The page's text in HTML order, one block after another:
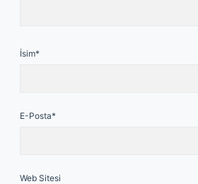
İsim*
E-Posta*
Web Sitesi